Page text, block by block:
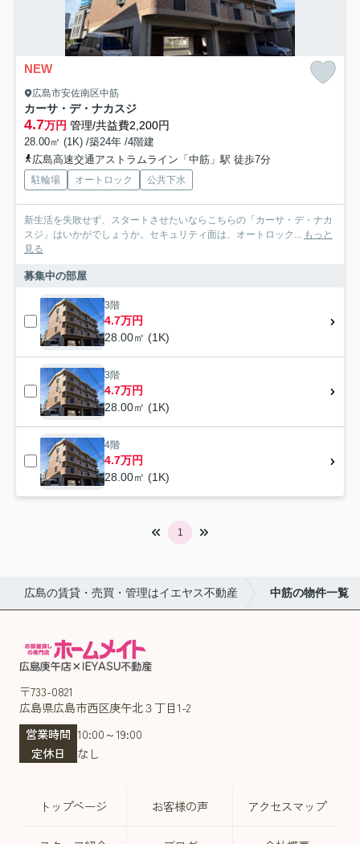
NEW
広島市安佐南区中筋
カーサ・デ・ナカスジ
4.7万円 管理/共益費2,200円
28.00㎡ (1K) /築24年 /4階建
広島高速交通アストラムライン「中筋」駅 徒歩7分
駐輪場 オートロック 公共下水
新生活を失敗せず、スタートさせたいならこちらの「カーサ・デ・ナカ
スジ」はいかがでしょうか。セキュリティ面は、オートロック...
もっと
見る
募集中の部屋
3階
4.7万円
28.00㎡ (1K)
3階
4.7万円
28.00㎡ (1K)
4階
4.7万円
28.00㎡ (1K)
1
広島の賃貸・売買・管理はイエヤス不動産 中筋の物件一覧
〒733-0821
広島県広島市西区庚午北３丁目1-2
営業時間 10:00～19:00
定休日
なし
トップページ お客様の声 アクセスマップ